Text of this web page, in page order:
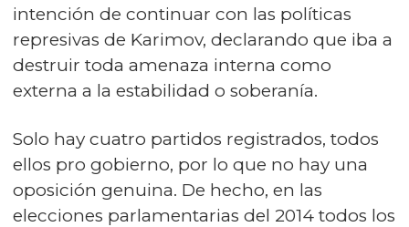
intención de continuar con las políticas
represivas de Karimov, declarando que iba a
destruir toda amenaza interna como
externa a la estabilidad o soberanía.
Solo hay cuatro partidos registrados, todos
ellos pro gobierno, por lo que no hay una
oposición genuina. De hecho, en las
elecciones parlamentarias del 2014 todos los